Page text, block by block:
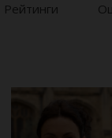
Рейтинги